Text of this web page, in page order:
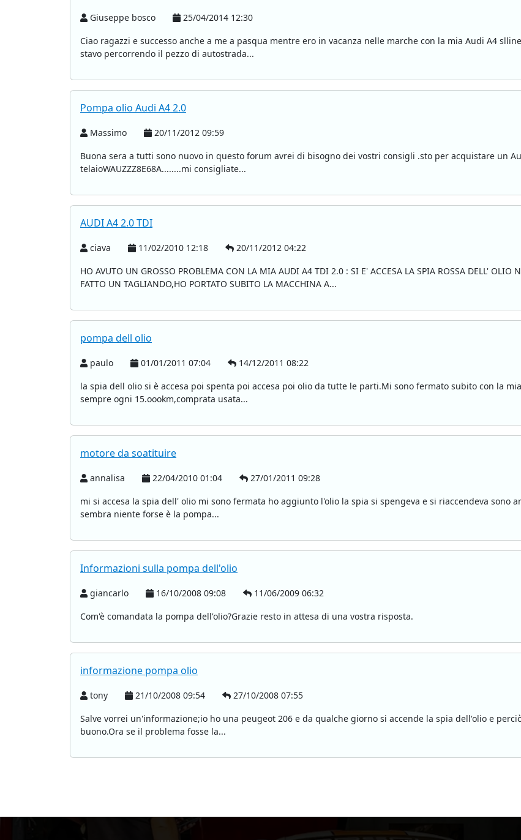
Giuseppe bosco
25/04/2014 12:30
Ciao ragazzi e successo anche a me a pasqua mentre ero in vacanza nelle marche con la mia Audi A4
stavo percorrendo il pezzo di autostrada...
Pompa olio Audi A4 2.0
Massimo
20/11/2012 09:59
Buona sera a tutti sono nuovo in questo forum avrei di bisogno dei vostri consigli .sto per acquistare un
telaioWAUZZZ8E68A........mi consigliate...
AUDI A4 2.0 TDI
ciava 11/02/2010 12:18
20/11/2012 04:22
HO AVUTO UN GROSSO PROBLEMA CON LA MIA AUDI A4 TDI 2.0 : SI E' ACCESA LA SPIA ROSSA DELL' OLIO
FATTO UN TAGLIANDO,HO PORTATO SUBITO LA MACCHINA A...
pompa dell olio
paulo 01/01/2011 07:04
14/12/2011 08:22
la spia dell olio si è accesa poi spenta poi accesa poi olio da tutte le parti.Mi sono fermato subito con la
sempre ogni 15.oookm,comprata usata...
motore da soatituire
annalisa 22/04/2010 01:04
27/01/2011 09:28
mi si accesa la spia dell' olio mi sono fermata ho aggiunto l'olio la spia si spengeva e si riaccendeva sono
sembra niente forse è la pompa...
Informazioni sulla pompa dell'olio
giancarlo 16/10/2008 09:08
11/06/2009 06:32
Com'è comandata la pompa dell'olio?Grazie resto in attesa di una vostra risposta.
informazione pompa olio
tony 21/10/2008 09:54
27/10/2008 07:55
Salve vorrei un'informazione;io ho una peugeot 206 e da qualche giorno si accende la spia dell'olio e
buono.Ora se il problema fosse la...